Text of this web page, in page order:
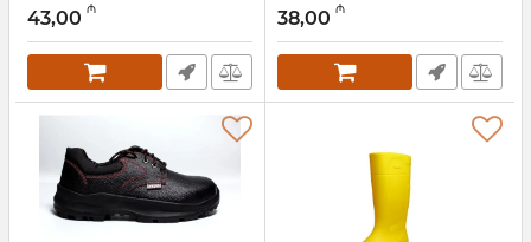
Artikul: 034001006
43,00 ₼
Artikul: 034001005
38,00 ₼